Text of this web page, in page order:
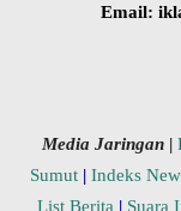
Email:
Media Jaringan |
Sumut | Indeks
List Berita | Suara